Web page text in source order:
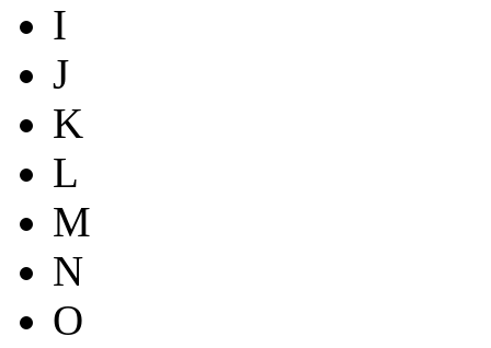
I
J
K
L
M
N
O